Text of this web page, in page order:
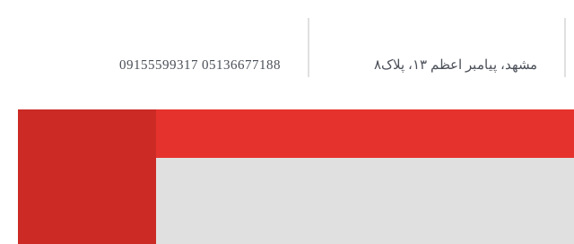
مشهد، پیامبر اعظم ۱۳، پلاک۸ 05136677188 09155599317